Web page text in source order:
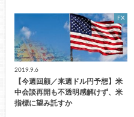
FX
2019.9.6
【今週回顧／来週ドル円予想】米
中会談再開も不透明感解けず、米
指標に望み託すか